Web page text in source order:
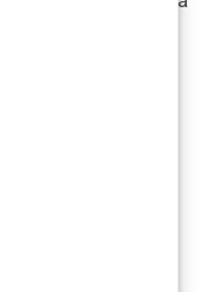
promijeniti
starenja. U
koji je
zahvata
opcija za